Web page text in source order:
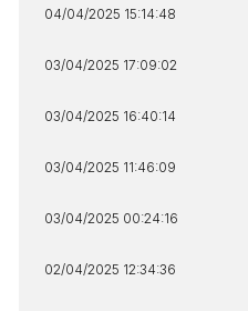
04/04/2025 15:14:48
03/04/2025 17:09:02
03/04/2025 16:40:14
03/04/2025 11:46:09
03/04/2025 00:24:16
02/04/2025 12:34:36